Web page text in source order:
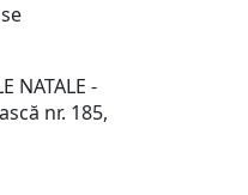
NATALE -
nr. 185,